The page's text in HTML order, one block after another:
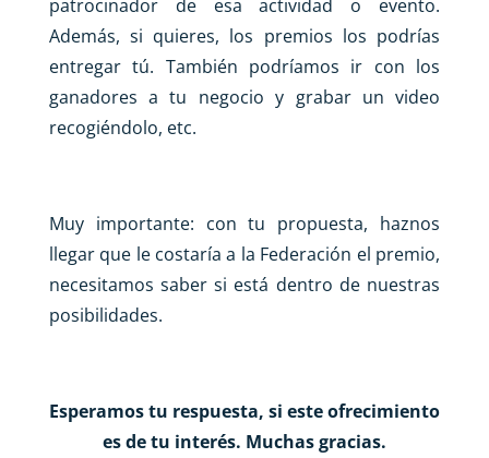
patrocinador de esa actividad o evento.
Además, si quieres, los premios los podrías
entregar tú. También podríamos ir con los
ganadores a tu negocio y grabar un video
recogiéndolo, etc.
Muy importante: con tu propuesta, haznos
llegar que le costaría a la Federación el premio,
necesitamos saber si está dentro de nuestras
posibilidades.
Esperamos tu respuesta, si este ofrecimiento
es de tu interés. Muchas gracias.